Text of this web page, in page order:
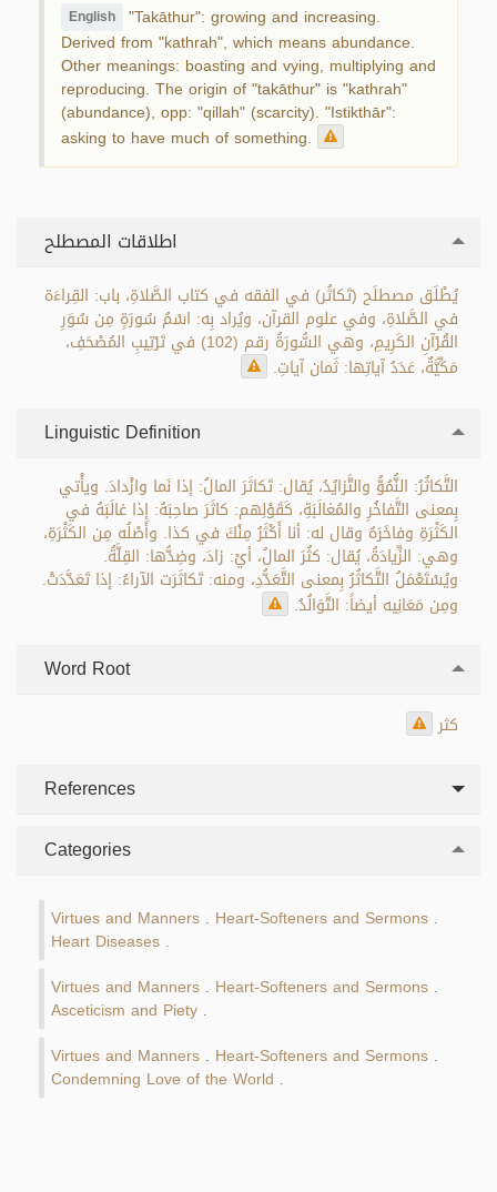
English "Takāthur": growing and increasing.
Derived from "kathrah", which means abundance.
Other meanings: boasting and vying, multiplying and
reproducing. The origin of "takāthur" is "kathrah"
(abundance), opp: "qillah" (scarcity). "Istikthār":
asking to have much of something.
اطلاقات المصطلح
يُطْلَق مصطلَح (تَكاثُر) في الفقه في كتاب الصَّلاةِ، باب: القِراءَة
في الصَّلاةِ، وفي علوم القرآن، ويُراد بِه: اسْمُ سُورَةٍ مِن سُوَرِ
القُرْآنِ الكَرِيمِ، وهي السُّورَةُ رقم (102) في تَرْتِيبِ المُصْحَفِ،
مَكِّيَّةٌ، عَدَدُ آياتِها: ثَمان آياتِ.
Linguistic Definition
التَّكاثُرُ: النُّمُوُّ والتَّزايُدُ، يُقال: تَكاثَرَ المالُ: إذا نَما وازْدادَ. ويأْتي
بِمعنى التَّفاخُرِ والمُغالَبَةِ، كَقَوْلِهم: كاثَرَ صاحِبَهُ: إذا غالَبَهُ في
الكَثْرَةِ وفاخَرَهُ وقال له: أنا أَكْثَرُ مِنْكَ في كذا. وأَصْلُه مِن الكَثْرَةِ،
وهي: الزِّيادَةُ، يُقال: كثُرَ المالُ، أيْ: زادَ، وضِدُّها: القِلَّةُ.
ويُسْتَعْمَلُ التَّكاثُرُ بِمعنى التَّعَدُّدِ، ومنه: تَكاثَرَت الآراءُ: إذا تَعَدَّدَتْ.
ومِن مَعَانِيه أيضاً: التَّوَالُدُ.
Word Root
كثر
References
Categories
Virtues and Manners Heart-Softeners and Sermons
Heart Diseases
Virtues and Manners Heart-Softeners and Sermons
Asceticism and Piety
Virtues and Manners Heart-Softeners and Sermons
Condemning Love of the World